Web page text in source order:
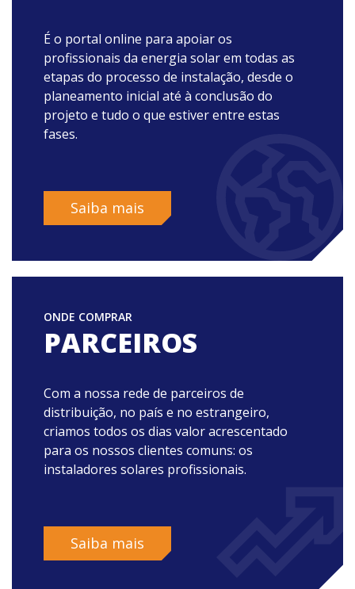
É o portal online para apoiar os
profissionais da energia solar em todas as
etapas do processo de instalação, desde o
planeamento inicial até à conclusão do
projeto e tudo o que estiver entre estas
fases.
Saiba mais
ONDE COMPRAR
PARCEIROS
Com a nossa rede de parceiros de
distribuição, no país e no estrangeiro,
criamos todos os dias valor acrescentado
para os nossos clientes comuns: os
instaladores solares profissionais.
Saiba mais